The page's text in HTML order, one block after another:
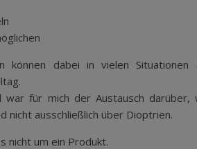
können dabei in vielen
war für mich der Austausch
nicht ausschließlich über Dioptrien.
nicht um ein Produkt.